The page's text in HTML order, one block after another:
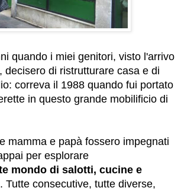
quando i miei genitori, visto l'arrivo
decisero di ristrutturare casa e di
correva il 1988 quando fui portato
in questo grande mobilificio di
mamma e papà fossero impegnati
per esplorare
mondo di salotti, cucine e
. Tutte consecutive, tutte diverse,